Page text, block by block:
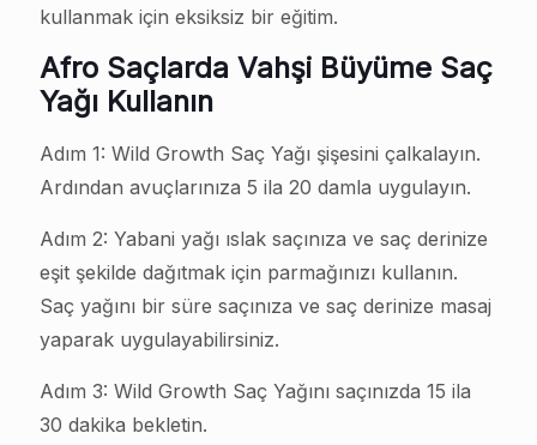
kullanmak için eksiksiz bir eğitim.
Afro Saçlarda Vahşi Büyüme Saç
Yağı Kullanın
Adım 1: Wild Growth Saç Yağı şişesini çalkalayın.
Ardından avuçlarınıza 5 ila 20 damla uygulayın.
Adım 2: Yabani yağı ıslak saçınıza ve saç derinize
eşit şekilde dağıtmak için parmağınızı kullanın.
Saç yağını bir süre saçınıza ve saç derinize masaj
yaparak uygulayabilirsiniz.
Adım 3: Wild Growth Saç Yağını saçınızda 15 ila
30 dakika bekletin.